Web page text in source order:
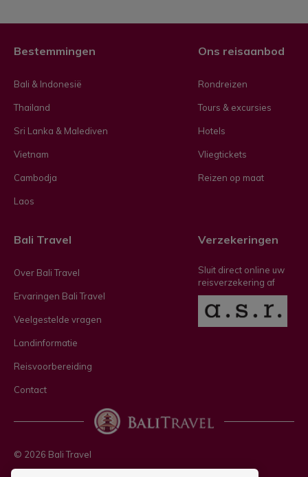
Bestemmingen
Bali & Indonesië
Thailand
Sri Lanka & Malediven
Vietnam
Cambodja
Laos
Ons reisaanbod
Rondreizen
Tours & excursies
Hotels
Vliegtickets
Reizen op maat
Bali Travel
Over Bali Travel
Ervaringen Bali Travel
Veelgestelde vragen
Landinformatie
Reisvoorbereiding
Contact
Verzekeringen
Sluit direct online uw
reisverzekering af
© 2026 Bali Travel